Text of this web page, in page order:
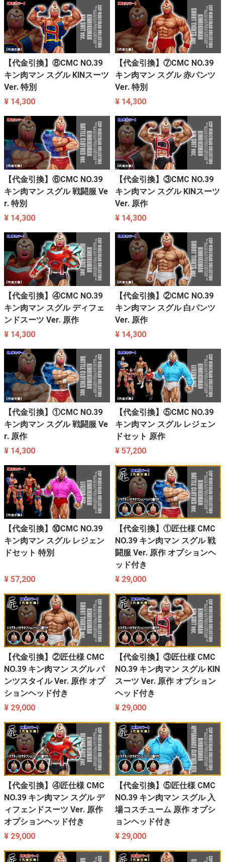
【代金引換】⑧CMC NO.39
キン肉マン スグル KINスーツ
Ver. 特別
¥ 14,300
【代金引換】⑦CMC NO.39
キン肉マン スグル 赤パンツ
Ver. 特別
¥ 14,300
【代金引換】⑥CMC NO.39
キン肉マン スグル 戦闘服 Ve
r. 特別
¥ 14,300
【代金引換】③CMC NO.39
キン肉マン スグル KINスーツ
Ver. 原作
¥ 14,300
【代金引換】④CMC NO.39
キン肉マン スグル ディフェ
ンドスーツ Ver. 原作
¥ 14,300
【代金引換】②CMC NO.39
キン肉マン スグル 白パンツ
Ver. 原作
¥ 14,300
【代金引換】①CMC NO.39
キン肉マン スグル 戦闘服 Ve
r. 原作
¥ 14,300
【代金引換】⑤CMC NO.39
キン肉マン スグル レジェン
ドセット 原作
¥ 57,200
【代金引換】⑩CMC NO.39
キン肉マン スグル レジェン
ドセット 特別
¥ 57,200
【代金引換】①匠仕様 CMC
NO.39 キン肉マン スグル 戦
闘服 Ver. 原作 オプションヘ
ッド付き
¥ 29,000
【代金引換】②匠仕様 CMC
NO.39 キン肉マン スグル パ
ンツスタイル Ver. 原作 オプ
ションヘッド付き
¥ 29,000
【代金引換】③匠仕様 CMC
NO.39 キン肉マン スグル KIN
スーツ Ver. 原作 オプション
ヘッド付き
¥ 29,000
【代金引換】④匠仕様 CMC
NO.39 キン肉マン スグル デ
ィフェンドスーツ Ver. 原作
オプションヘッド付き
¥ 29,000
【代金引換】⑤匠仕様 CMC
NO.39 キン肉マン スグル 入
場コスチューム 原作 オプシ
ョンヘッド付き
¥ 29,000